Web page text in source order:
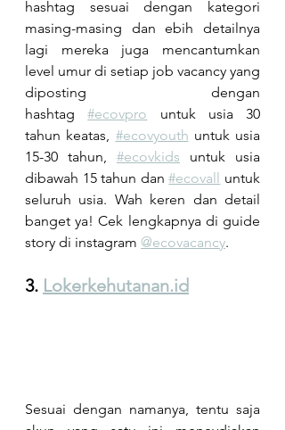
hashtag sesuai dengan kategori
masing-masing dan ebih detailnya
lagi mereka juga mencantumkan
level umur di setiap job vacancy yang
diposting dengan
hashtag
#ecovpro untuk usia 30
tahun keatas,
#ecovyouth untuk usia
15-30 tahun,
#ecovkids untuk usia
dibawah 15 tahun dan #ecovall untuk
seluruh usia. Wah keren dan detail
banget ya! Cek lengkapnya di guide
story di instagram @ecovacancy.
3. Lokerkehutanan.id
Sesuai dengan namanya, tentu saja